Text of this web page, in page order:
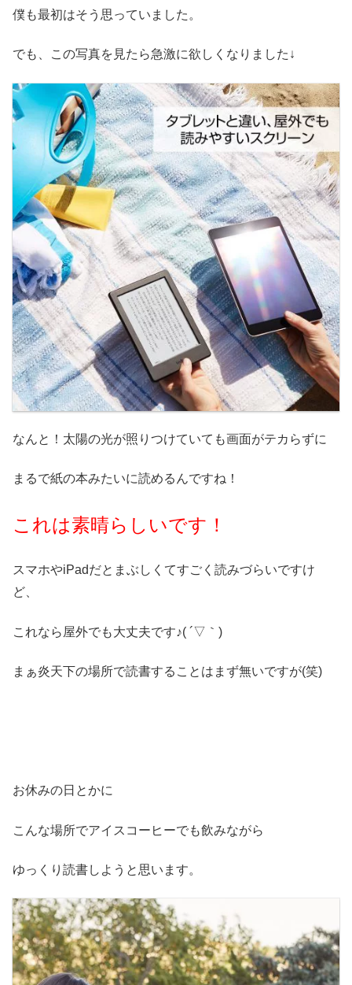
僕も最初はそう思っていました。
でも、この写真を見たら急激に欲しくなりました↓
なんと！太陽の光が照りつけていても画面がテカらずに
まるで紙の本みたいに読めるんですね！
これは素晴らしいです！
スマホやiPadだとまぶしくてすごく読みづらいですけ
ど、
これなら屋外でも大丈夫です♪( ´▽｀)
まぁ炎天下の場所で読書することはまず無いですが(笑)
お休みの日とかに
こんな場所でアイスコーヒーでも飲みながら
ゆっくり読書しようと思います。